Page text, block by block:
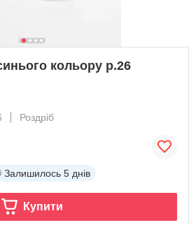
кольору р.26
Роздріб
Залишилось 5 днів
Купити